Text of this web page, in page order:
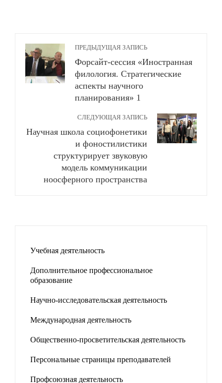
ПРЕДЫДУЩАЯ ЗАПИСЬ
Форсайт-сессия «Иностранная
филология. Стратегические
аспекты научного
планирования» 1
СЛЕДУЮЩАЯ ЗАПИСЬ
Научная школа социофонетики
и фоностилистики
структурирует звуковую
модель коммуникации
ноосферного пространства
Учебная деятельность
Дополнительное профессиональное
образование
Научно-исследовательская деятельность
Международная деятельность
Общественно-просветительская деятельность
Персональные страницы преподавателей
Профсоюзная деятельность